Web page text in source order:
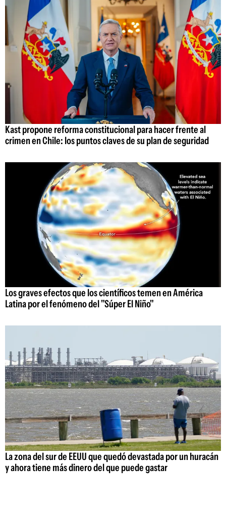
Kast propone reforma constitucional para hacer frente al
crimen en Chile: los puntos claves de su plan de seguridad
Los graves efectos que los científicos temen en América
Latina por el fenómeno del "Súper El Niño"
La zona del sur de EEUU que quedó devastada por un huracán
y ahora tiene más dinero del que puede gastar